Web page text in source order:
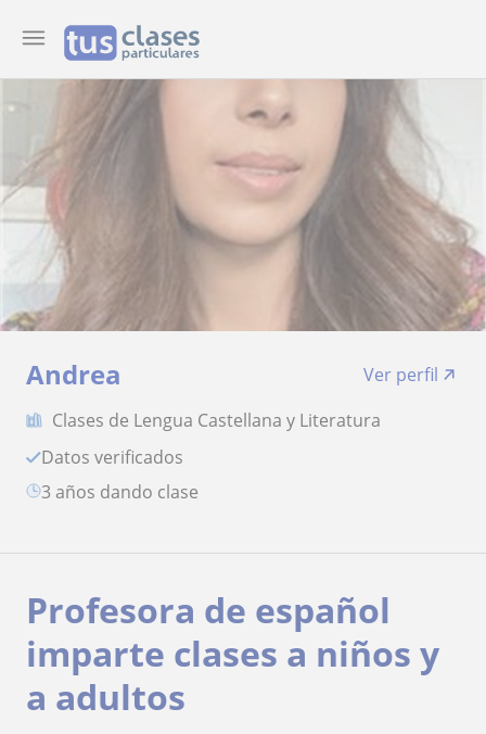
Andrea
Ver perfil
Clases de Lengua Castellana y Literatura
Datos verificados
3 años dando clase
Profesora de español
imparte clases a niños y
a adultos